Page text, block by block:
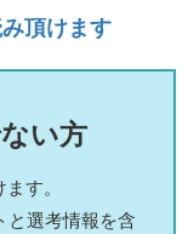
頂けます
い方
す。
と選考情報を含